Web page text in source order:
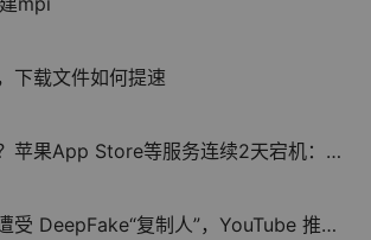
下载文件如何提速
App Store等服务连续2天宕机：大量用户吐槽
复制人”，YouTube 推出 AI 面部相似度检测工具